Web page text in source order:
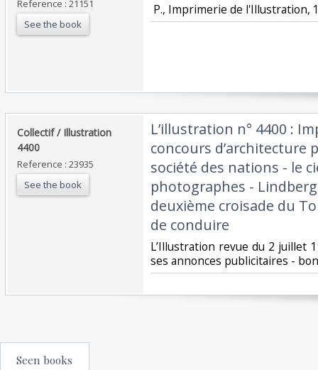
Reference : 21151
See the book
P., Imprimerie de l'Illustration,
‎Collectif / Illustration
4400‎
Reference : 23935
See the book
‎L’illustration n° 4400 :
concours d’architecture
société des nations - le
photographes -
deuxième croisade du
de conduire‎
‎L’Illustration revue du 2 juillet
ses annonces publicitaires -
Seen books